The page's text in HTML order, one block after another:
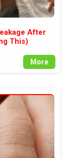
After
This)
More